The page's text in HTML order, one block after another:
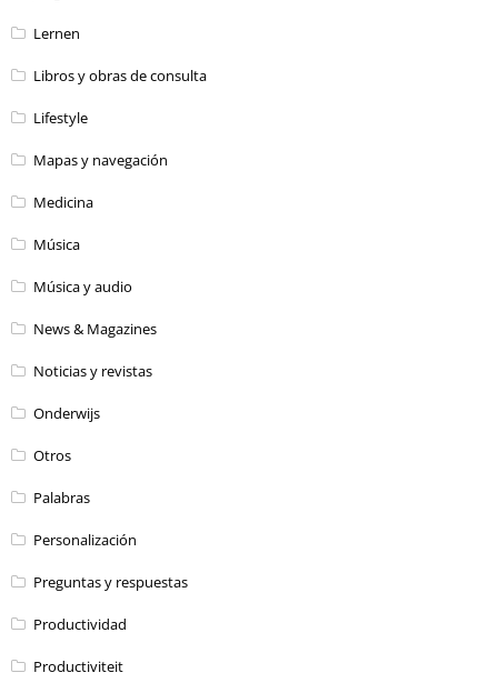
Lernen
Libros y obras de consulta
Lifestyle
Mapas y navegación
Medicina
Música
Música y audio
News & Magazines
Noticias y revistas
Onderwijs
Otros
Palabras
Personalización
Preguntas y respuestas
Productividad
Productiviteit